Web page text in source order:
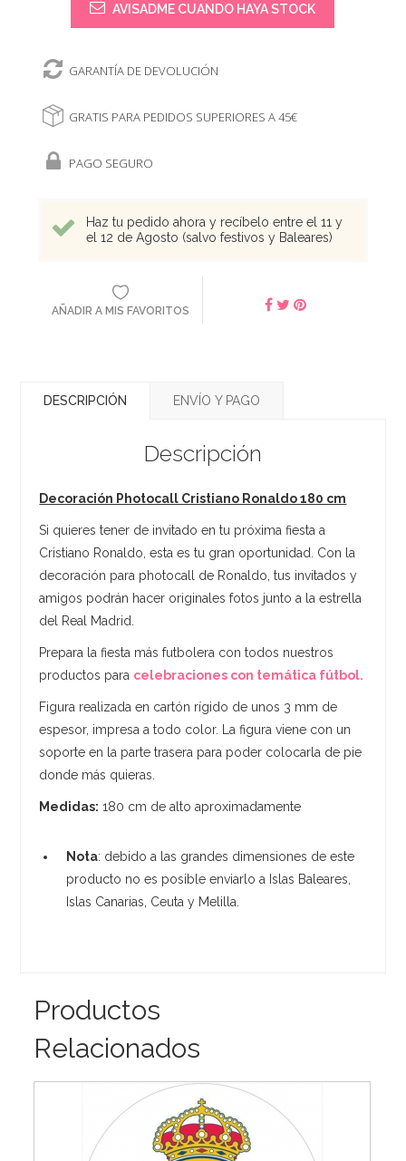
AVISADME CUANDO HAYA STOCK
GARANTÍA DE DEVOLUCIÓN
GRATIS PARA PEDIDOS SUPERIORES A 45€
PAGO SEGURO
Haz tu pedido ahora y recíbelo entre el 11 y
el 12 de Agosto (salvo festivos y Baleares)
AÑADIR A MIS FAVORITOS
DESCRIPCIÓN ENVÍO Y PAGO
Descripción
Decoración Photocall Cristiano Ronaldo 180 cm
Si quieres tener de invitado en tu próxima fiesta a
Cristiano Ronaldo, esta es tu gran oportunidad. Con la
decoración para photocall de Ronaldo, tus invitados y
amigos podrán hacer originales fotos junto a la estrella
del Real Madrid.
Prepara la fiesta más futbolera con todos nuestros
productos para celebraciones con temática fútbol.
Figura realizada en cartón rígido de unos 3 mm de
espesor, impresa a todo color. La figura viene con un
soporte en la parte trasera para poder colocarla de pie
donde más quieras.
Medidas: 180 cm de alto aproximadamente
Nota: debido a las grandes dimensiones de este
producto no es posible enviarlo a Islas Baleares,
Islas Canarias, Ceuta y Melilla.
Productos
Relacionados